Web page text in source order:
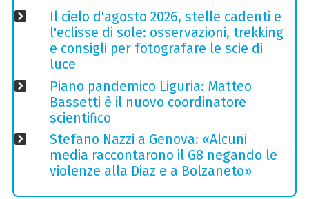
Il cielo d'agosto 2026, stelle cadenti e
l'eclisse di sole: osservazioni, trekking
e consigli per fotografare le scie di
luce
Piano pandemico Liguria: Matteo
Bassetti è il nuovo coordinatore
scientifico
Stefano Nazzi a Genova: «Alcuni
media raccontarono il G8 negando le
violenze alla Diaz e a Bolzaneto»